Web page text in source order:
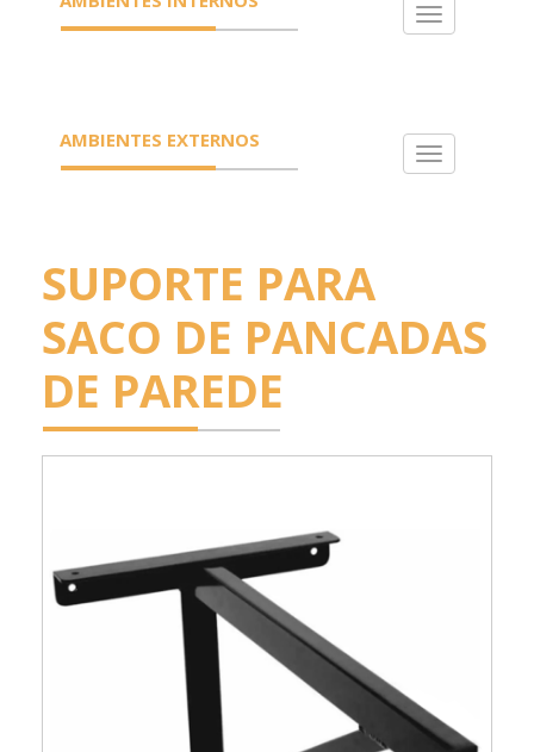
Toggle
AMBIENTES EXTERNOS
Toggle
SUPORTE PARA
SACO DE PANCADAS
DE PAREDE